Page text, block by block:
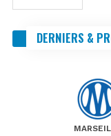
DERNIERS &